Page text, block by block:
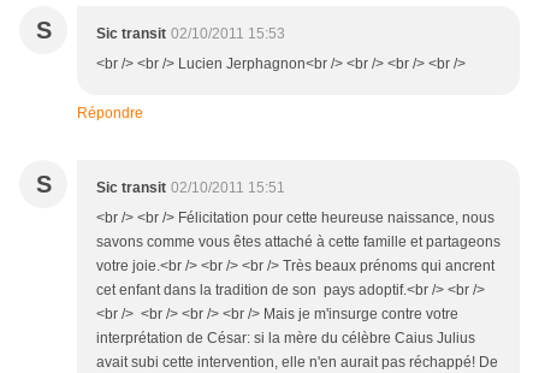
S Sic transit 02/10/2011 15:53
<br /> <br /> Lucien Jerphagnon<br /> <br /> <br /> <br />
Répondre
S Sic transit 02/10/2011 15:51
<br /> <br /> Félicitation pour cette heureuse naissance, nous
savons comme vous êtes attaché à cette famille et partageons
votre joie.<br /> <br /> <br /> Très beaux prénoms qui ancrent
cet enfant dans la tradition de son pays adoptif.<br /> <br />
<br /> <br /> <br /> <br /> Mais je m'insurge contre votre
interprétation de César: si la mère du célèbre Caius Julius
avait subi cette intervention, elle n'en aurait pas réchappé! De